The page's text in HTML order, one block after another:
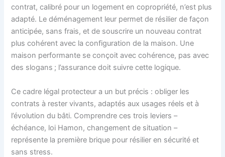
contrat, calibré pour un logement en copropriété, n’est plus
adapté. Le déménagement leur permet de résilier de façon
anticipée, sans frais, et de souscrire un nouveau contrat
plus cohérent avec la configuration de la maison. Une
maison performante se conçoit avec cohérence, pas avec
des slogans ; l’assurance doit suivre cette logique.
Ce cadre légal protecteur a un but précis : obliger les
contrats à rester vivants, adaptés aux usages réels et à
l’évolution du bâti. Comprendre ces trois leviers –
échéance, loi Hamon, changement de situation –
représente la première brique pour résilier en sécurité et
sans stress.